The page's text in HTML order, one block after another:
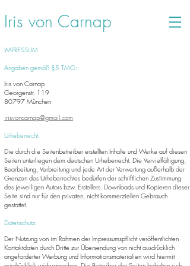
Iris von Carnap
IMPRESSUM
Angaben gemäß §5 TMG::
Iris von Carnap
Georgenstr. 119
80797 München
irisvoncarnap@gmail.com
Urheberrecht:
Die durch die Seitenbetreiber erstellten Inhalte und Werke auf diesen
Seiten unterliegen dem deutschen Urheberrecht. Die Vervielfältigung,
Bearbeitung, Verbreitung und jede Art der Verwertung außerhalb der
Grenzen des Urheberrechtes bedürfen der schriftlichen Zustimmung
des jeweiligen Autors bzw. Erstellers. Downloads und Kopieren dieser
Seite sind nur für den privaten, nicht kommerziellen Gebrauch
gestattet.
Datenschutz:
Der Nutzung von im Rahmen der Impressumspflicht veröffentlichten
Kontaktdaten durch Dritte zur Übersendung von nicht ausdrücklich
angeforderter Werbung und Informationsmaterialien wird hiermit